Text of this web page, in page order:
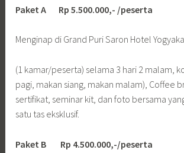
Paket A Rp 5.500.000,- /peserta
Menginap di Grand Puri Saron Hotel
(1 kamar/peserta) selama 3 hari 2 malam,
pagi, makan siang, makan malam), Coffee
sertifikat, seminar kit, dan foto bersama
satu tas eksklusif.
Paket B Rp 4.500.000,-/peserta